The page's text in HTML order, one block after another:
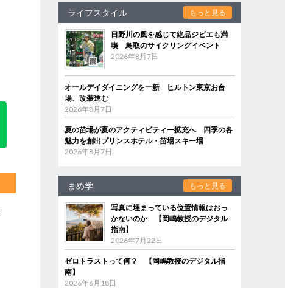
ライフスタイル もっと見る
日野川の風を感じて絶品ジビエも満
喫 鳥取のサイクリングイベント
2026年8月7日
オールデイダイニングを一新 ヒルトン東京お台
場、改装進む
2026年8月7日
夏の苗場が夏のアクティビティー拡充へ 四季の各
魅力を創出プリンスホテル・苗場スキー場
2026年8月7日
まめ学 もっと見る
写真に埋まっている位置情報はおっ
かないのか 【岡嶋教授のデジタル
指南】
2026年7月22日
ゼロトラストって何？ 【岡嶋教授のデジタル指
南】
2026年6月18日